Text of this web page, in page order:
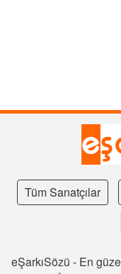
Tüm Sanatçılar
eŞarkıSözü - En